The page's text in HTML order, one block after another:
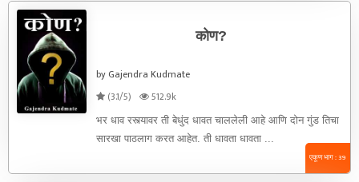
कोण?
by Gajendra Kudmate
(3.1/5)
512.9k
भर धाव रस्त्यावर ती बेधुंद धावत चाललेली आहे आणि दोन गुंड तिचा
सारखा पाठलाग करत आहेत. ती धावता धावता ...
एकूण भाग : 39